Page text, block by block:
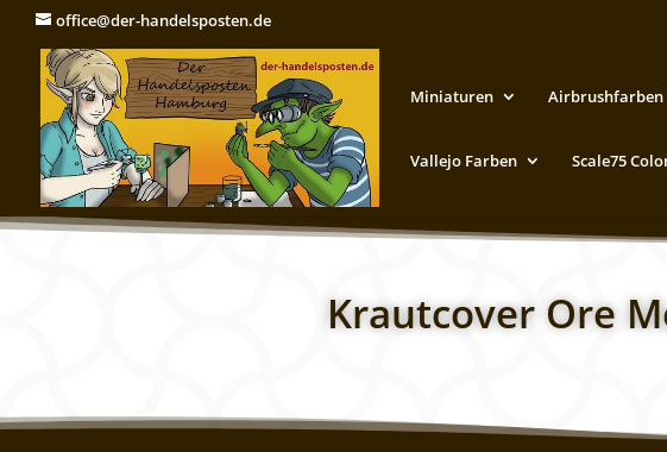
office@der-handelsposten.de
Miniaturen Airbrushfarben
Vallejo Farben Scale75
Krautcover Ore